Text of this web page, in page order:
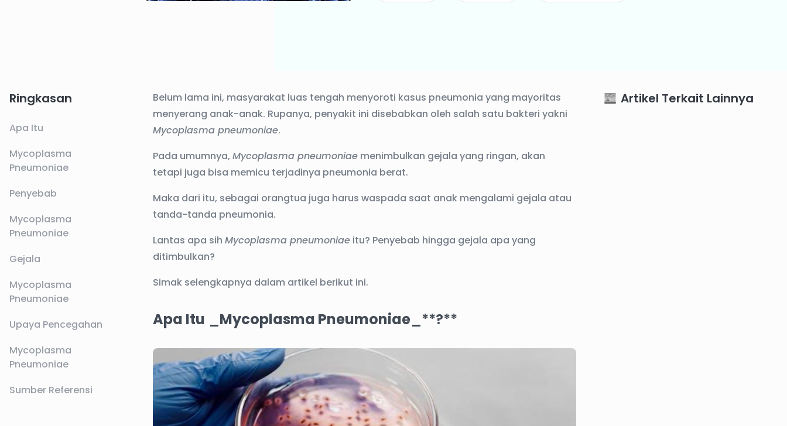
Ringkasan
Apa Itu
Mycoplasma
Pneumoniae
Penyebab
Mycoplasma
Pneumoniae
Gejala
Mycoplasma
Pneumoniae
Upaya Pencegahan
Mycoplasma
Pneumoniae
Sumber Referensi
Belum lama ini, masyarakat luas tengah menyoroti kasus pneumonia yang mayoritas
menyerang anak-anak. Rupanya, penyakit ini disebabkan oleh salah satu bakteri yakni
Mycoplasma pneumoniae.
Pada umumnya, Mycoplasma pneumoniaemenimbulkan gejala yang ringan, akan
tetapi juga bisa memicu terjadinya pneumonia berat.
Maka dari itu, sebagai orangtua juga harus waspada saat anak mengalami gejala atau
tanda-tanda pneumonia.
Lantas apa sih Mycoplasma pneumoniaeitu? Penyebab hingga gejala apa yang
ditimbulkan?
Simak selengkapnya dalam artikel berikut ini.
Apa Itu Mycoplasma Pneumoniae_**?**
Artikel Terkait Lainnya